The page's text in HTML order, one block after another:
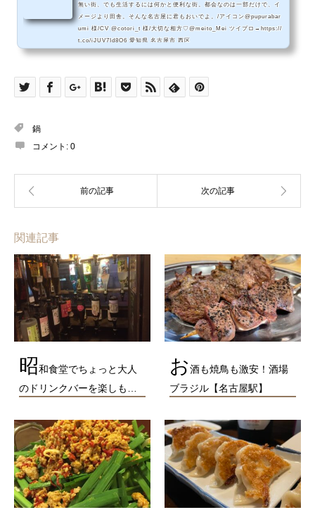
無い街、でも生活するには何かと便利な街。都会なのは一部だけで、イ
メージより田舎。そんな名古屋に君もおいでよ。/アイコン@pupurabar
umi 様/CV @cotori_t 様/大切な相方♡@meito_Mei ツイプロ→https://
t.co/jJUV7Id8O6 愛知県 名古屋市 西区
鍋
コメント: 0
関連記事
昭和食堂でちょっと大人
のドリンクバーを楽しも…
お酒も焼鳥も激安！酒場
ブラジル【名古屋駅】